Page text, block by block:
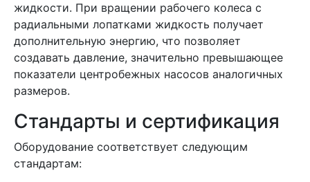
жидкости. При вращении рабочего колеса с
радиальными лопатками жидкость получает
дополнительную энергию, что позволяет
создавать давление, значительно превышающее
показатели центробежных насосов аналогичных
размеров.
Стандарты и сертификация
Оборудование соответствует следующим
стандартам: